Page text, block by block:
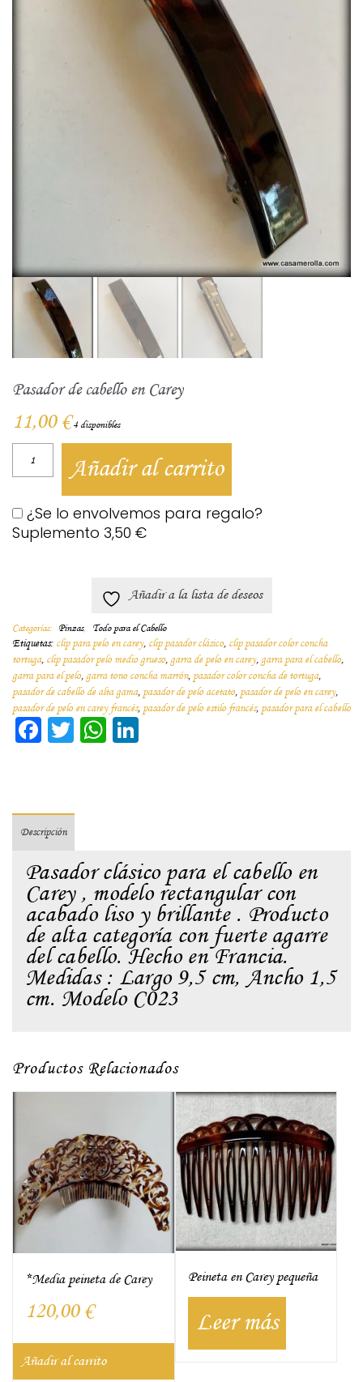
Pasador de cabello en Carey
11,00 € 4 disponibles
Añadir al carrito
¿Se lo envolvemos para regalo?
Suplemento 3,50 €
Añadir a la lista de deseos
Categorías: Pinzas, Todo para el Cabello
Etiquetas: clip para pelo en carey, clip pasador clásico, clip pasador color concha
tortuga, clip pasador pelo medio grueso, garra de pelo en carey, garra para el cabello,
garra para el pelo, garra tono concha marrón, pasador color concha de tortuga,
pasador de cabello de alta gama, pasador de pelo acetato, pasador de pelo en carey,
pasador de pelo en carey francés, pasador de pelo estilo francés, pasador para el cabello
Facebook
TwitterWhatsApp
Descripción
Pasador clásico para el cabello en
Carey , modelo rectangular con
acabado liso y brillante . Producto
de alta categoría con fuerte agarre
del cabello. Hecho en Francia.
Medidas : Largo 9,5 cm, Ancho 1,5
cm. Modelo C023
Productos Relacionados
*Media peineta de Carey
120,00 €
Añadir al carrito
Peineta en Carey pequeña
Leer más